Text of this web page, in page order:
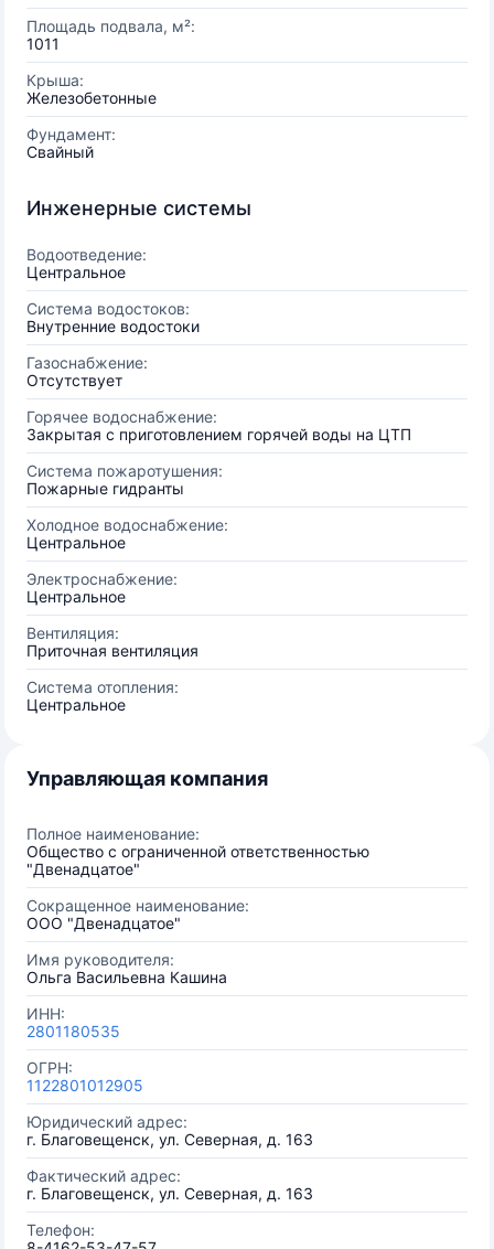
Площадь подвала, м²:
1011
Крыша:
Железобетонные
Фундамент:
Свайный
Инженерные системы
Водоотведение:
Центральное
Система водостоков:
Внутренние водостоки
Газоснабжение:
Отсутствует
Горячее водоснабжение:
Закрытая с приготовлением горячей воды на ЦТП
Система пожаротушения:
Пожарные гидранты
Холодное водоснабжение:
Центральное
Электроснабжение:
Центральное
Вентиляция:
Приточная вентиляция
Система отопления:
Центральное
Управляющая компания
Полное наименование:
Общество с ограниченной ответственностью
"Двенадцатое"
Сокращенное наименование:
ООО "Двенадцатое"
Имя руководителя:
Ольга Васильевна Кашина
ИНН:
2801180535
ОГРН:
1122801012905
Юридический адрес:
г. Благовещенск, ул. Северная, д. 163
Фактический адрес:
г. Благовещенск, ул. Северная, д. 163
Телефон: